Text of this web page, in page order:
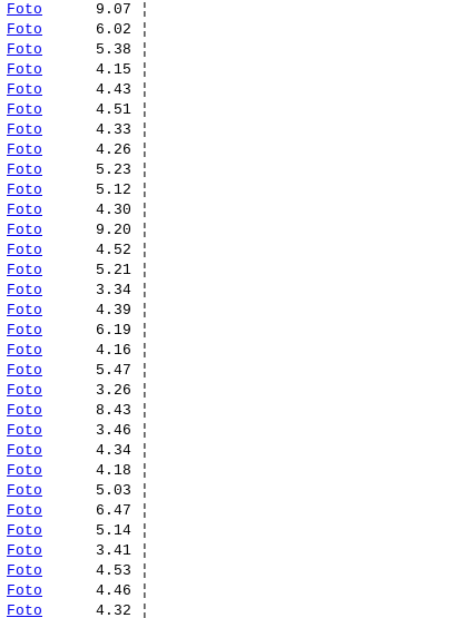
Foto
      9.07 ¦
Foto
      6.02 ¦
Foto
      5.38 ¦
Foto
      4.15 ¦
Foto
      4.43 ¦
Foto
      4.51 ¦
Foto
      4.33 ¦
Foto
      4.26 ¦
Foto
      5.23 ¦
Foto
      5.12 ¦
Foto
      4.30 ¦
Foto
      9.20 ¦
Foto
      4.52 ¦
Foto
      5.21 ¦
Foto
      3.34 ¦
Foto
      4.39 ¦
Foto
      6.19 ¦
Foto
      4.16 ¦
Foto
      5.47 ¦
Foto
      3.26 ¦
Foto
      8.43 ¦
Foto
      3.46 ¦
Foto
      4.34 ¦
Foto
      4.18 ¦
Foto
      5.03 ¦
Foto
      6.47 ¦
Foto
      5.14 ¦
Foto
      3.41 ¦
Foto
      4.53 ¦
Foto
      4.46 ¦
Foto
      4.32 ¦